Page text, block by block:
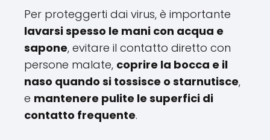
Per proteggerti dai virus, è importante
lavarsi spesso le mani con acqua e
sapone, evitare il contatto diretto con
persone malate, coprire la bocca e il
naso quando si tossisce o starnutisce,
e mantenere pulite le superfici di
contatto frequente.